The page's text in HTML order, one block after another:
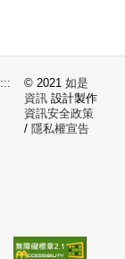
::: © 2021 如是
資訊 設計製作
資訊安全政策
/ 隱私權宣告